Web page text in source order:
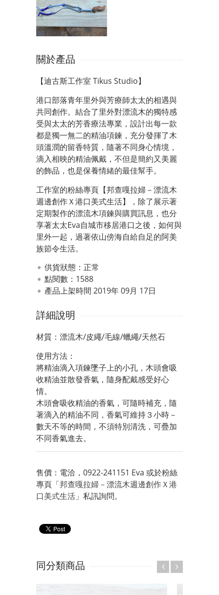
關於產品
【迪古斯工作室 Tikus Studio】
港口部落青年里外與芳療師太太的相遇與
共同創作。結合了里外對漂流木的獨特感
受與太太的芳香療法專業，設計出每一款
都是獨一無二的精油項鍊，充分發揮了木
頭溫潤的留香特質，隨著不同身心情境，
滴入相映的精油佩戴，不但是簡約又美麗
的飾品，也是保養情緒的最佳幫手。
工作室的粉絲專頁【邦查嘎拉婦－漂流木
週邊創作Ｘ港口美式生活】，除了展示著
定期製作的漂流木項鍊與購買訊息，也分
享著太太Eva自城市移居港口之後，如何與
里外一起，過著依山傍海自給自足的阿美
族節令生活。
供貨狀態： 正常
點閱數：1588
產品上架時間 2019年 09月 17日
詳細說明
材質：漂流木/皮繩/毛線/蠟繩/天然石
使用方法：
將精油滴入項鍊墜子上的小孔，木頭會吸
收精油並散發香氣，隨身配戴感受好心
情。
木頭會吸收精油的香氣，可隨時補充，隨
著滴入的精油不同，香氣可維持３小時－
數天不等的時間，不須特別清洗，可疊加
不同香氣進去。
售價：電洽，0922-241151 Eva 或於粉絲
專頁「邦查嘎拉婦－漂流木週邊創作Ｘ港
口美式生活 」私訊詢問。
同分類商品